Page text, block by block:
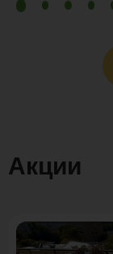
Акции